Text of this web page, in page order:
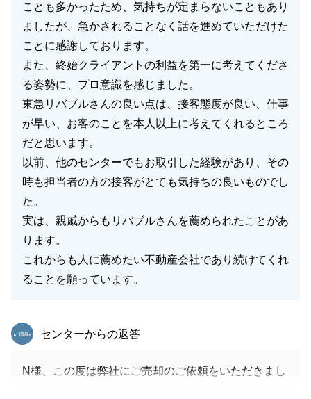
ことも多かったため、気持ちが定まらないこともあり
ましたが、急かされることなく話を進めていただけた
ことに感謝しております。
また、終始クライアントの利益を第一に考えてくださ
る姿勢に、プロ意識を感じました。
東急リバブルさんの良い点は、接客態度が良い、仕事
が早い、お客のことを本人以上に考えてくれるところ
だと思います。
以前、他のセンターでもお取引した経験があり、その
時も担当者の方の接客がとても気持ちの良いものでし
た。
実は、親戚からもリバブルさんを薦められたことがあ
ります。
これからも人に薦めたい不動産会社であり続けてくれ
ることを願っています。
東急リバブル
センターからの返答
N様、この度は弊社にご売却のご依頼をいただきまし